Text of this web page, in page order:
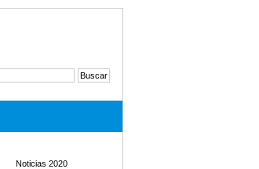
Noticias 2020